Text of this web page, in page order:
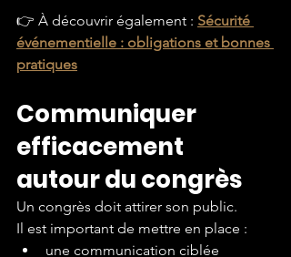
👉 À découvrir également : Sécurité
événementielle : obligations et bonnes
pratiques
Communiquer
efficacement
autour du congrès
Un congrès doit attirer son public.
Il est important de mettre en place :
une communication ciblée